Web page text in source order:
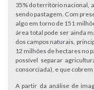
35% do território nacional,
sendo pastagem. Com
algo em torno de 151
área total pode ser ainda
dos campos naturais,
12 milhões de hectares no
possível separar
consorciada), e que
A partir da análise de